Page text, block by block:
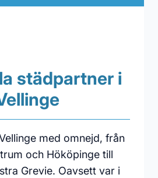
städpartner i
med omnejd, från
och Hököpinge till
Grevie. Oavsett var i